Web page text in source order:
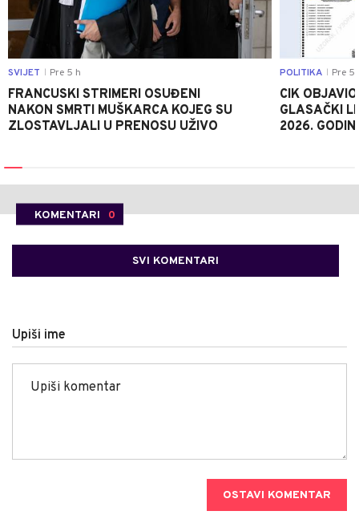
SVIJET Pre 5 h
FRANCUSKI STRIMERI OSUĐENI
NAKON SMRTI MUŠKARCA KOJEG SU
ZLOSTAVLJALI U PRENOSU UŽIVO
POLITIKA Pre 5
CIK
GLASAČKI
2026.
KOMENTARI 0
SVI KOMENTARI
Upiši ime
OSTAVI KOMENTAR